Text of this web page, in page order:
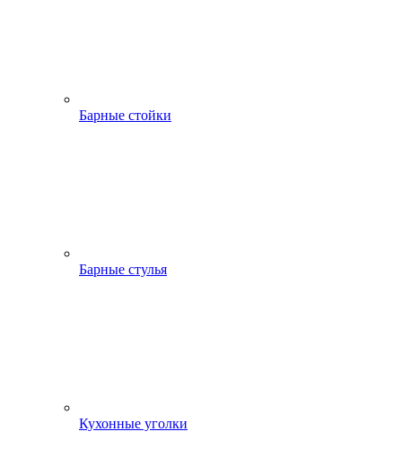
Барные стойки
Барные стулья
Кухонные уголки